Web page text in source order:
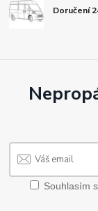
Doručení
Souhlasím